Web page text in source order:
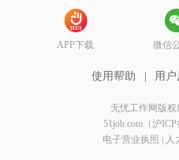
APP下载 微信
使用帮助 用
无忧工作网版权
51job.com（沪ICP
电子营业执照
人